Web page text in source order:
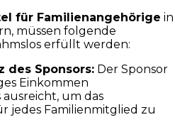
für Familienangehörige in
müssen folgende
erfüllt werden:
des Sponsors: Der Sponsor
Einkommen
um das
jedes Familienmitglied zu